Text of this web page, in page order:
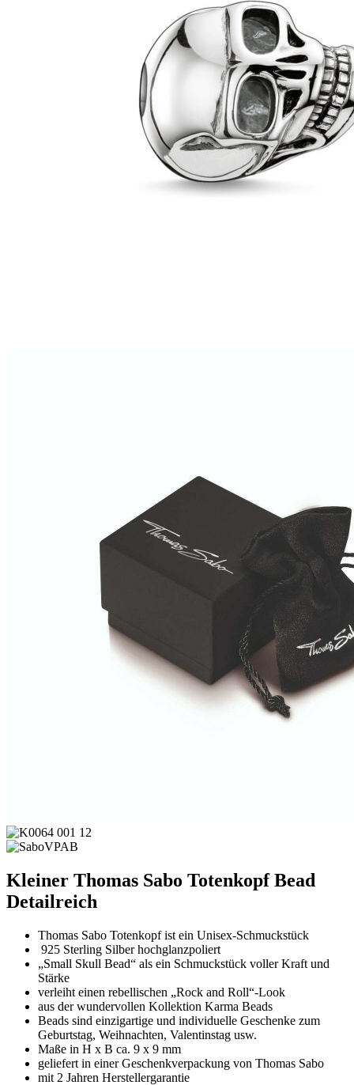
Kleiner Thomas Sabo Totenkopf Bead
Detailreich
Thomas Sabo Totenkopf ist ein Unisex-Schmuckstück
925 Sterling Silber hochglanzpoliert
„Small Skull Bead“ als ein Schmuckstück voller Kraft und
Stärke
verleiht einen rebellischen „Rock and Roll“-Look
aus der wundervollen Kollektion Karma Beads
Beads sind einzigartige und individuelle Geschenke zum
Geburtstag, Weihnachten, Valentinstag usw.
Maße in H x B ca. 9 x 9 mm
geliefert in einer Geschenkverpackung von Thomas Sabo
mit 2 Jahren Herstellergarantie